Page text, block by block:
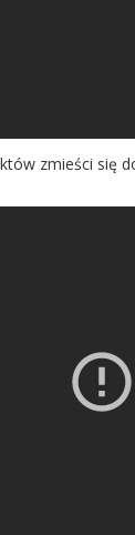
zmieści się